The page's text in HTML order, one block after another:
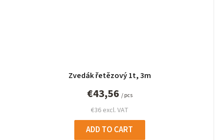
Zvedák řetězový 1t, 3m
€36 excl. VAT
€43,56 / pcs
ADD TO CART